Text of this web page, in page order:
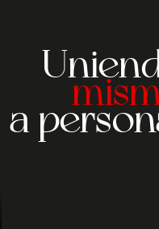
a